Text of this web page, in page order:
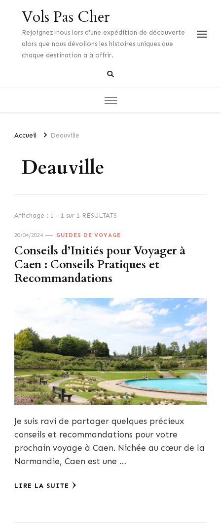
Vols Pas Cher
Rejoignez-nous lors d'une expédition de découverte
alors que nous dévoilons les histoires uniques que
chaque destination a à offrir.
Accueil Deauville
Deauville
Affichage : 1 - 1 sur 1 RÉSULTATS
20/04/2024 GUIDES DE VOYAGE
Conseils d’Initiés pour Voyager à
Caen : Conseils Pratiques et
Recommandations
Je suis ravi de partager quelques précieux
conseils et recommandations pour votre
prochain voyage à Caen. Nichée au cœur de la
Normandie, Caen est une …
LIRE LA SUITE